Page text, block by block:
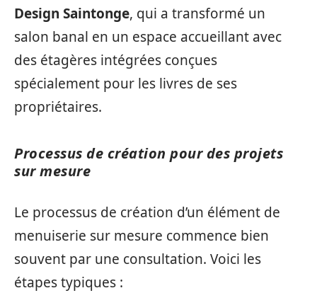
Design Saintonge, qui a transformé un
salon banal en un espace accueillant avec
des étagères intégrées conçues
spécialement pour les livres de ses
propriétaires.
Processus de création pour des projets
sur mesure
Le processus de création d’un élément de
menuiserie sur mesure commence bien
souvent par une consultation. Voici les
étapes typiques :